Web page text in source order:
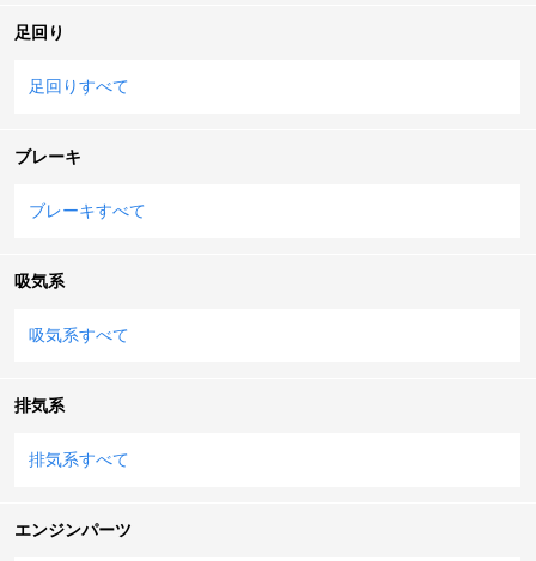
足回り
足回りすべて
ブレーキ
ブレーキすべて
吸気系
吸気系すべて
排気系
排気系すべて
エンジンパーツ